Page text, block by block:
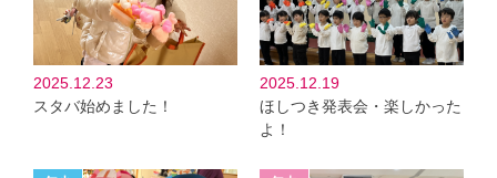
2025.12.23
スタバ始めました！
2025.12.19
ほしつき発表会・楽しかった
よ！